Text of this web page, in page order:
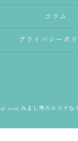
コラム
プライバシーポ
© 2026 みよし市のエステ